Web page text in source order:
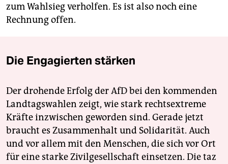
zum Wahlsieg verholfen. Es ist also noch eine
Rechnung offen.
Die Engagierten stärken
Der drohende Erfolg der AfD bei den kommenden
Landtagswahlen zeigt, wie stark rechtsextreme
Kräfte inzwischen geworden sind. Gerade jetzt
braucht es Zusammenhalt und Solidarität. Auch
und vor allem mit den Menschen, die sich vor Ort
für eine starke Zivilgesellschaft einsetzen. Die taz